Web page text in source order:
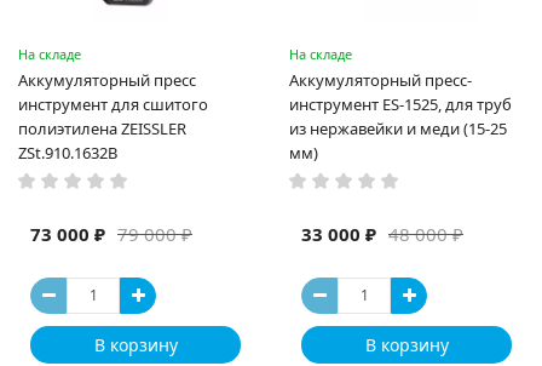
На складе
Аккумуляторный пресс
инструмент для сшитого
полиэтилена ZEISSLER
ZSt.910.1632B
79 000 ₽
73 000 ₽
В корзину
На складе
Аккумуляторный пресс-
инструмент ES-1525, для труб
из нержавейки и меди (15-25
мм)
48 000 ₽
33 000 ₽
В корзину